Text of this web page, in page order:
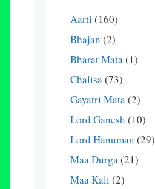
Aarti (160)
Bhajan (2)
Bharat Mata(1)
Chalisa(73)
Gayatri Mata(2)
Lord Ganesh (10)
Lord Hanuman (29)
Maa Durga(21)
Maa Kali (2)